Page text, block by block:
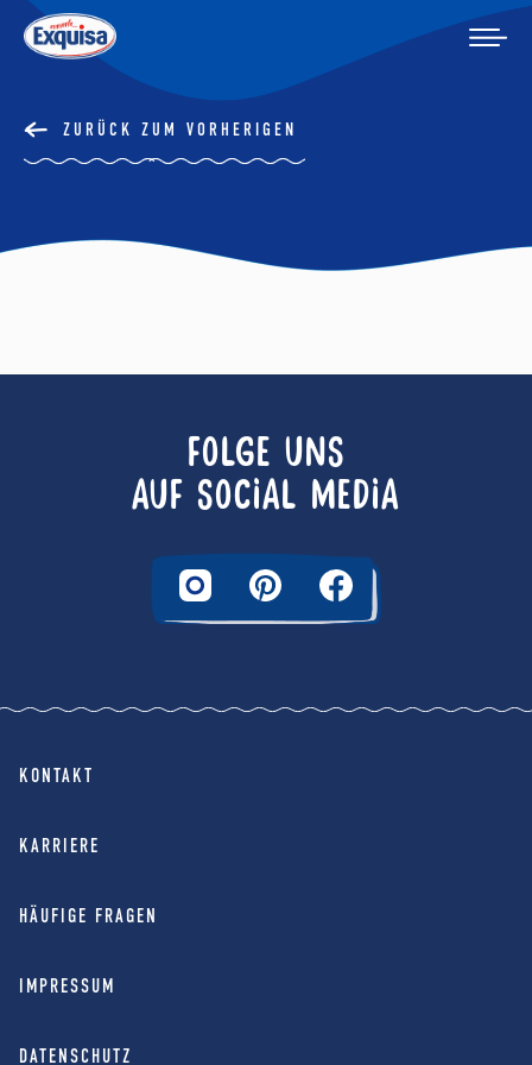
ZURÜCK ZUM VORHERIGEN
FOLGE UNS
AUF SOCIAL MEDIA
KONTAKT
KARRIERE
HÄUFIGE FRAGEN
IMPRESSUM
DATENSCHUTZ